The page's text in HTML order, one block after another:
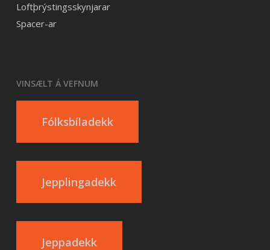
Loftþrýstingsskynjarar
Spacer-ar
VINSÆLT Á VEFNUM
Fólksbíladekk
Jepplingadekk
Jeppadekk